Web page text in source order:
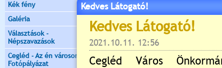
Kék fény
Galéria
Választások -
Népszavazások
Cegléd - Az én városom -
Fotópályázat
Kedves Látogató!